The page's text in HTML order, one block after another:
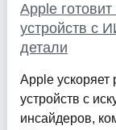
Apple
устройств с
детали
Apple ускоряет
устройств с
инсайдеров,